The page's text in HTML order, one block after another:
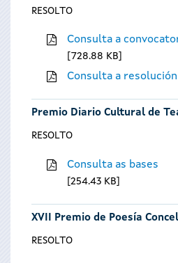
RESOLTO
Consulta a
728.88 KB
Consulta a resolución
Premio Diario Cultural de
RESOLTO
Consulta as bases
254.43 KB
XVII Premio de Poesía
RESOLTO